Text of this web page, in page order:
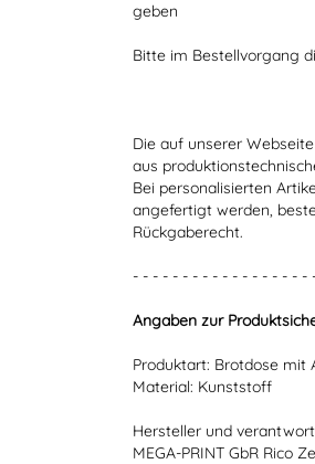
geben
Bitte im Bestellvorgang
Die auf unserer
aus
Bei personalisierten
angefertigt werden,
Rückgaberecht.
- - - - - - - - - - - - - - - - - -
Angaben zur
Produktart: Brotdose mit
Material: Kunststoff
Hersteller und
MEGA-PRINT GbR Rico